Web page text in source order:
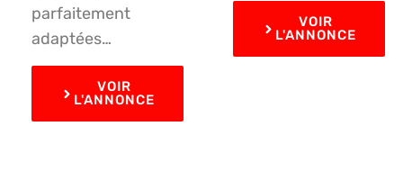
parfaitement
adaptées…
VOIR
L'ANNONCE
VOIR
L'ANNONCE